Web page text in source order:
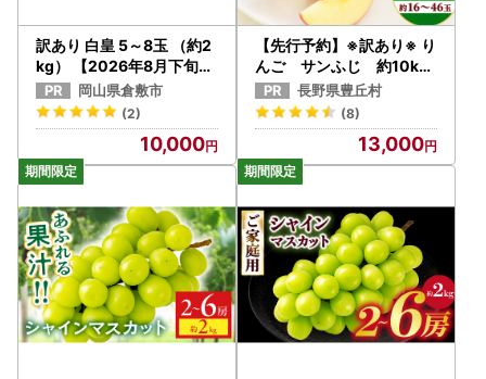
訳あり 白皇 5～8玉 （約2
kg） 【2026年8月下旬～
9月下旬発送予定】 家庭用
糖度 香り 果実 くだもの 果
物 フルーツ もも 桃 モモ
ピーチ 国産 岡山県産 ブラ
ンド 甘み 肉質 新品種
岡山県倉敷市
(2)
10,000
【先行予約】※訳あり※ り
んご サンふじ 約10kg
＜2027年1月上旬～2月
上旬発送予定＞ リンゴ｜
長野県産｜果物｜くだもの
長野県豊丘村
(8)
13,000